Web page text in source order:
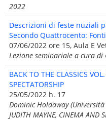
2022
Descrizioni di feste nuziali
Secondo Quattrocento:
07/06/2022 ore 15, Aula E
Lezione seminariale a cura di
BACK TO THE CLASSICS
SPECTATORSHIP
25/05/2022 h. 17
Dominic Holdaway
JUDITH MAYNE, CINEMA AND